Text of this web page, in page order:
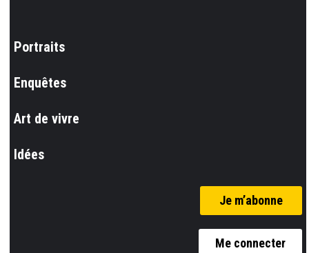
Portraits
Enquêtes
Art de vivre
Idées
Je m’abonne
Me connecter